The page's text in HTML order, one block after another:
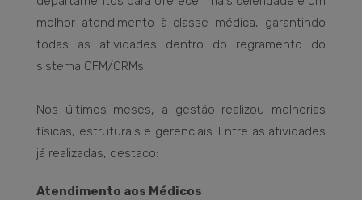
melhor atendimento à classe médica, garantindo
todas as atividades dentro do regramento do
sistema CFM/CRMs.
Nos últimos meses, a gestão realizou melhorias
físicas, estruturais e gerenciais. Entre as atividades
já realizadas, destaco:
Atendimento aos Médicos